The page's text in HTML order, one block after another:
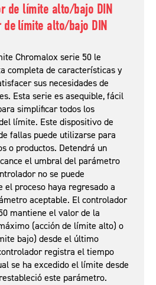
de límite alto/bajo DIN
delímite alto/bajo DIN
Chromalox serie 50 le
completa de características y
sus necesidades de
Esta serie es asequible, fácil
simplificar todos los
límite. Este dispositivo de
fallas puede utilizarse para
o productos. Detendrá un
el umbral del parámetro
no se puede
el proceso haya regresado a
aceptable. El controlador
mantiene el valor de la
(acción de límite alto) o
bajo) desde el último
registra el tiempo
se ha excedido el límite desde
este parámetro.